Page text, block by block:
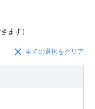
ます）
全ての選択をクリア